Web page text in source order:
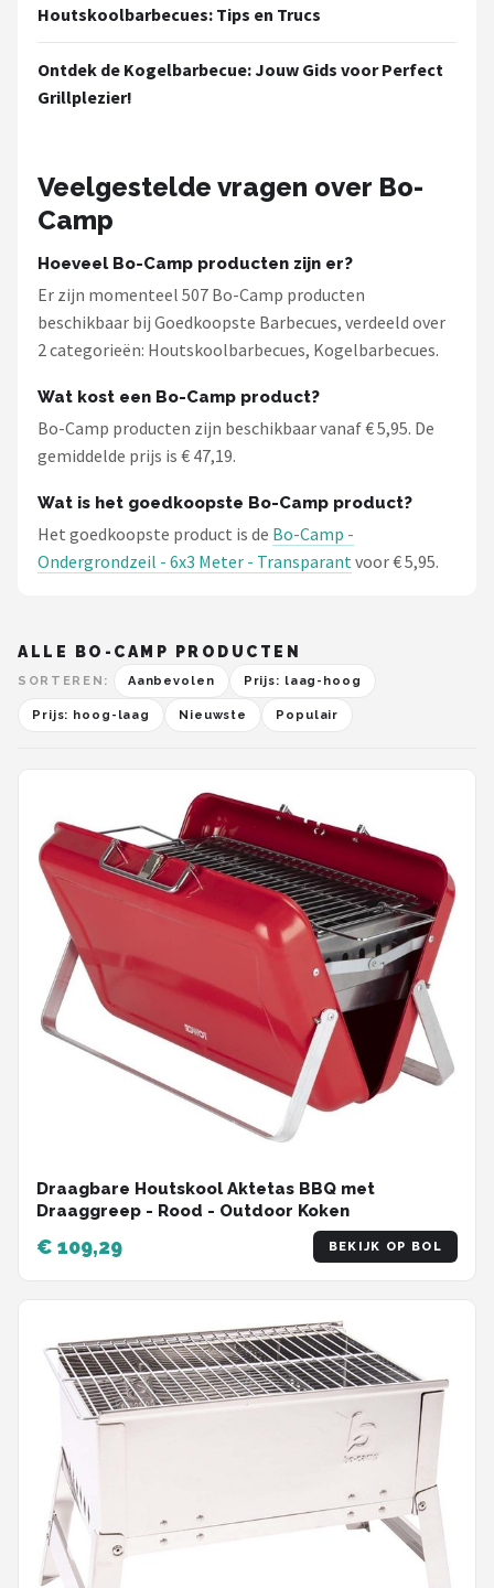
Houtskoolbarbecues: Tips en Trucs
Ontdek de Kogelbarbecue: Jouw Gids voor Perfect
Grillplezier!
Veelgestelde vragen over Bo-
Camp
Hoeveel Bo-Camp producten zijn er?
Er zijn momenteel 507 Bo-Camp producten
beschikbaar bij Goedkoopste Barbecues, verdeeld over
2 categorieën: Houtskoolbarbecues, Kogelbarbecues.
Wat kost een Bo-Camp product?
Bo-Camp producten zijn beschikbaar vanaf € 5,95. De
gemiddelde prijs is € 47,19.
Wat is het goedkoopste Bo-Camp product?
Het goedkoopste product is de Bo-Camp -
Ondergrondzeil - 6x3 Meter - Transparantvoor € 5,95.
ALLE BO-CAMP PRODUCTEN
SORTEREN: Aanbevolen Prijs: laag-hoog
Prijs: hoog-laag Nieuwste Populair
Draagbare Houtskool Aktetas BBQ met
Draaggreep - Rood - Outdoor Koken
€ 109,29 BEKIJK OP BOL